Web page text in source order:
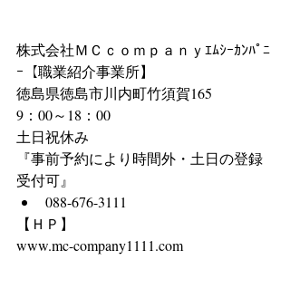
株式会社ＭＣｃｏｍｐａｎｙｴﾑｼｰｶﾝﾊﾟﾆ
ｰ【職業紹介事業所】
徳島県徳島市川内町竹須賀165
9：00～18：00
土日祝休み
『事前予約により時間外・土日の登録
受付可』
088-676-3111
【ＨＰ】
www.mc-company1111.com